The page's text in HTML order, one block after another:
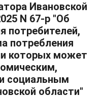
Ивановской
N 67-р "Об
потребителей,
потребления
которых может
социальным
области"